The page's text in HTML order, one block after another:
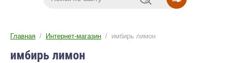
Главная / Интернет-магазин / имбирь лимон
имбирь лимон